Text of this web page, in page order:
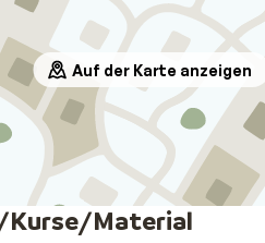
Auf der Karte anzeigen
Kurse/Material